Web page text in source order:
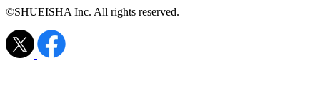
©SHUEISHA Inc. All rights reserved.